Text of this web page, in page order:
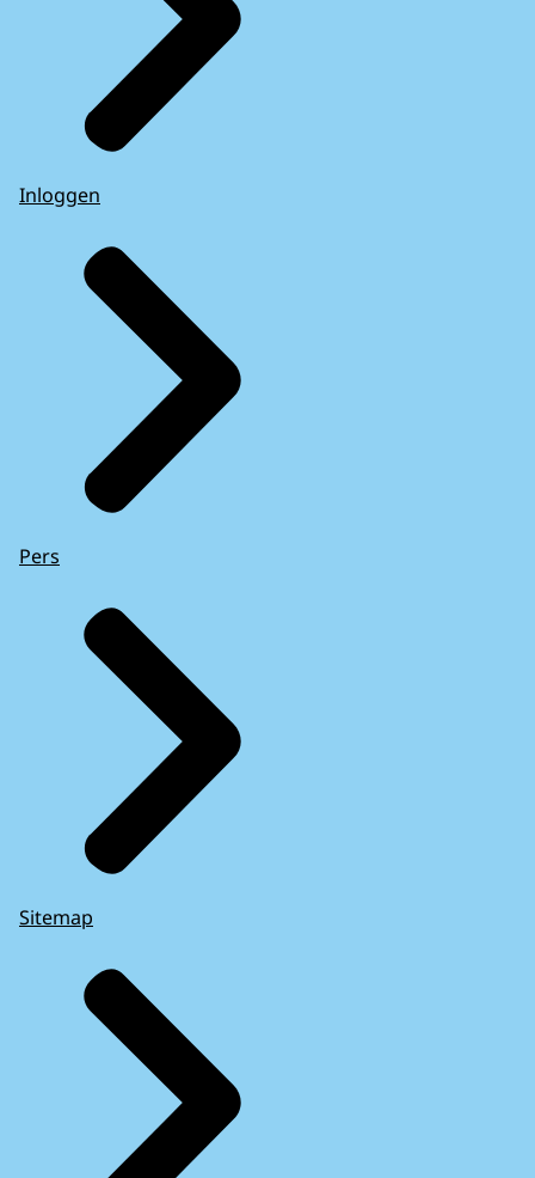
Inloggen
Pers
Sitemap